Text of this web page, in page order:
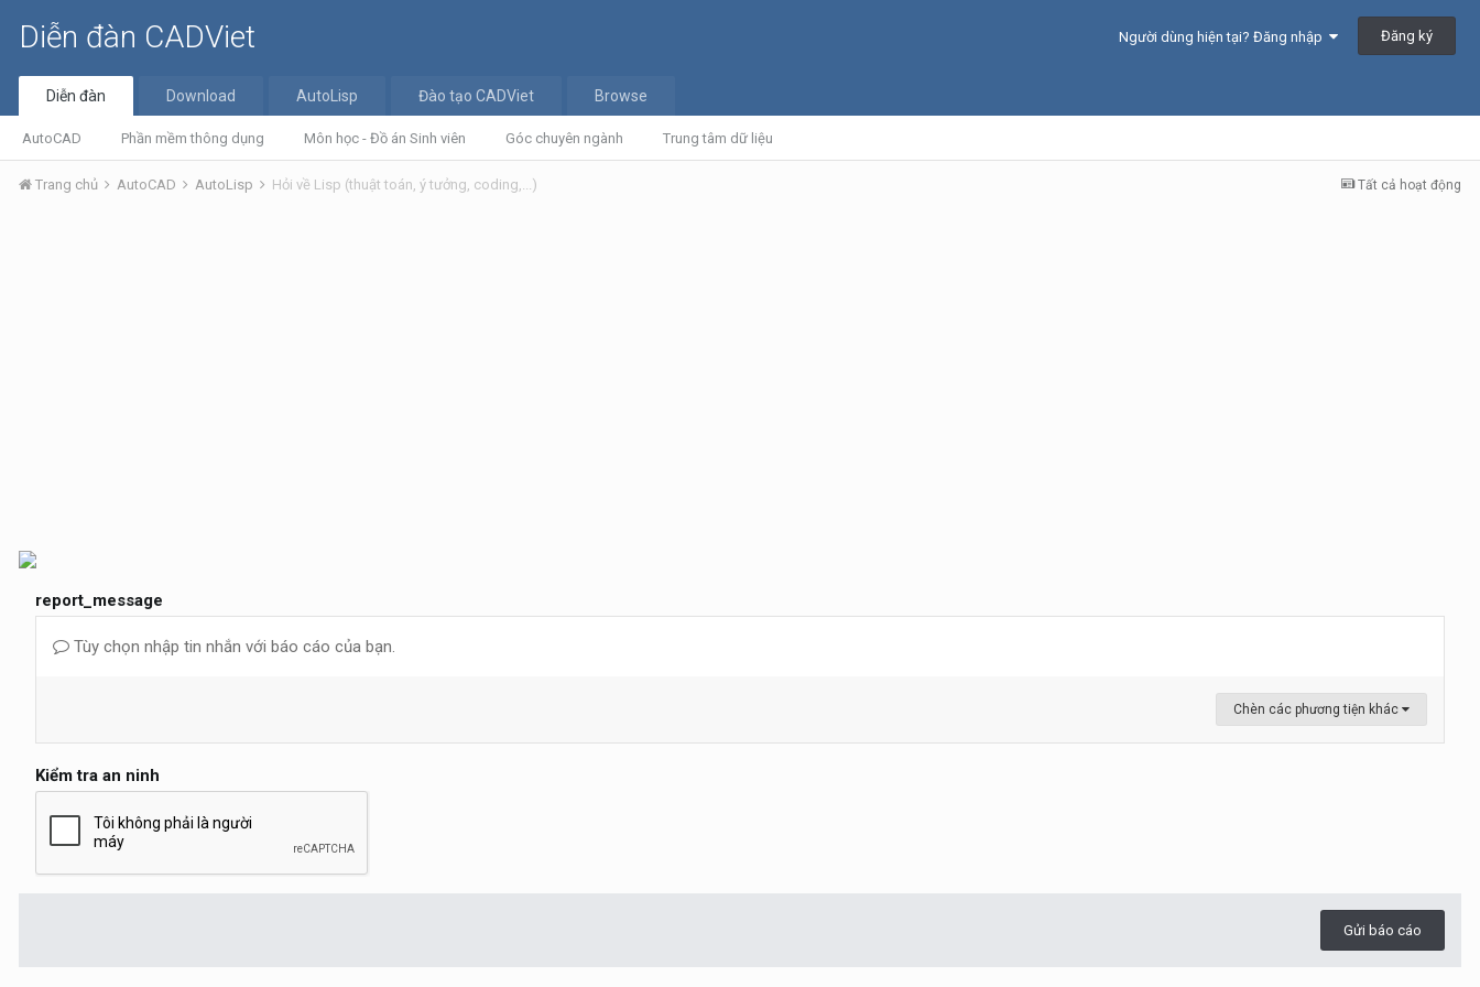
Diễn đàn CADViet Người dùng hiện tại? Đăng nhập Đăng ký
Diễn đàn
AutoCAD Phần mềm thông dụng Môn học - Đồ án Sinh viên Góc chuyên ngành Trung tâm dữ liệu
Download AutoLisp Đào tạo CADViet Browse
Tất cả hoạt động
Trang chủ AutoCAD AutoLisp Hỏi về Lisp (thuật toán, ý tưởng, coding,...)
report_message
Tùy chọn nhập tin nhắn với báo cáo của bạn.
Chèn các phương tiện khác
Kiểm tra an ninh
Gửi báo cáo